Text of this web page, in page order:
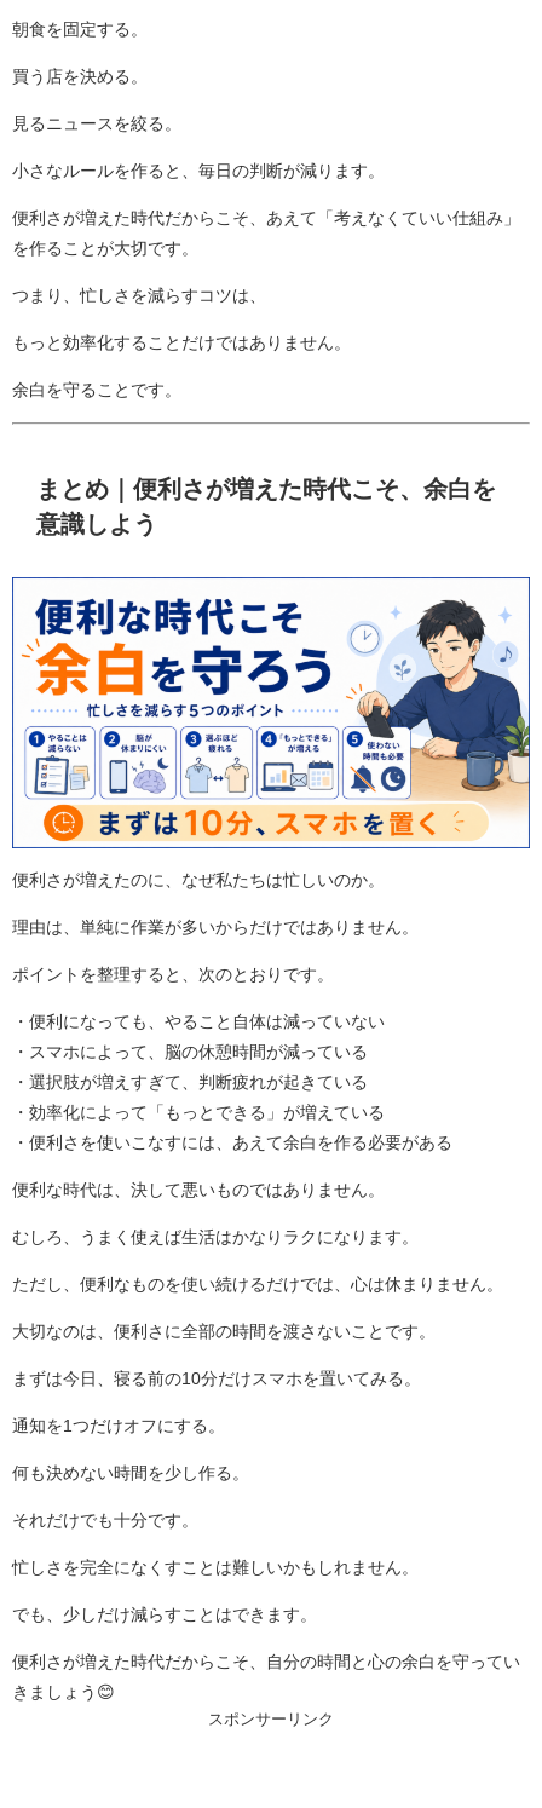
朝食を固定する。
買う店を決める。
見るニュースを絞る。
小さなルールを作ると、毎日の判断が減ります。
便利さが増えた時代だからこそ、あえて「考えなくていい仕組み」
を作ることが大切です。
つまり、忙しさを減らすコツは、
もっと効率化することだけではありません。
余白を守ることです。
まとめ｜便利さが増えた時代こそ、余白を
意識しよう
便利さが増えたのに、なぜ私たちは忙しいのか。
理由は、単純に作業が多いからだけではありません。
ポイントを整理すると、次のとおりです。
・便利になっても、やること自体は減っていない
・スマホによって、脳の休憩時間が減っている
・選択肢が増えすぎて、判断疲れが起きている
・効率化によって「もっとできる」が増えている
・便利さを使いこなすには、あえて余白を作る必要がある
便利な時代は、決して悪いものではありません。
むしろ、うまく使えば生活はかなりラクになります。
ただし、便利なものを使い続けるだけでは、心は休まりません。
大切なのは、便利さに全部の時間を渡さないことです。
まずは今日、寝る前の10分だけスマホを置いてみる。
通知を1つだけオフにする。
何も決めない時間を少し作る。
それだけでも十分です。
忙しさを完全になくすことは難しいかもしれません。
でも、少しだけ減らすことはできます。
便利さが増えた時代だからこそ、自分の時間と心の余白を守ってい
きましょう😊
スポンサーリンク